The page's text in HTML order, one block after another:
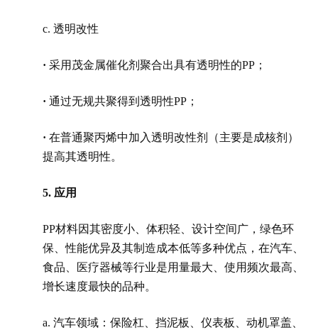
c. 透明改性
· 采用茂金属催化剂聚合出具有透明性的PP；
· 通过无规共聚得到透明性PP；
· 在普通聚丙烯中加入透明改性剂（主要是成核剂）
提高其透明性。
5. 应用
PP材料因其密度小、体积轻、设计空间广，绿色环
保、性能优异及其制造成本低等多种优点，在汽车、
食品、医疗器械等行业是用量最大、使用频次最高、
增长速度最快的品种。
a. 汽车领域：保险杠、挡泥板、仪表板、动机罩盖、